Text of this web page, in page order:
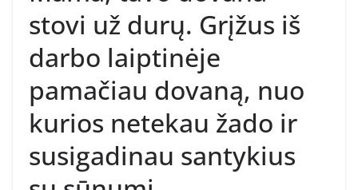
stovi už durų. Grįžus iš
darbo laiptinėje
pamačiau dovaną, nuo
kurios netekau žado ir
susigadinau santykius